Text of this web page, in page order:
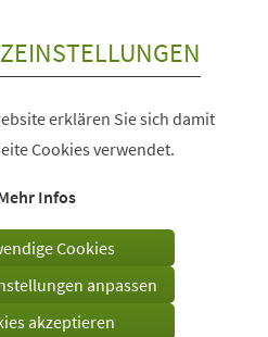
erklären Sie sich damit
Cookies verwendet.
Infos
Cookies
anpassen
akzeptieren